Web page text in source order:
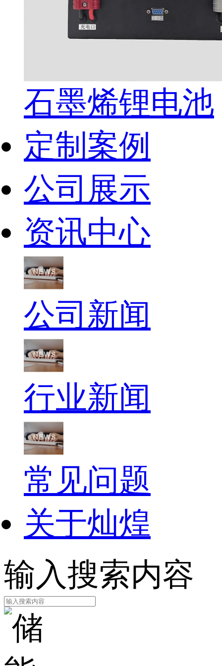
石墨烯锂电池
定制案例
公司展示
资讯中心
公司新闻
行业新闻
常见问题
关于灿煌
输入搜索内容